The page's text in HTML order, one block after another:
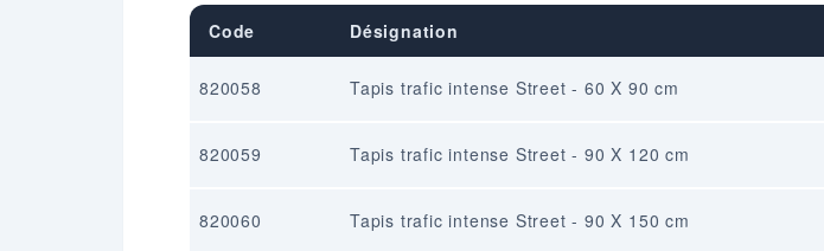
Code Désignation
820058 Tapis trafic intense Street - 60 X 90 cm
820059 Tapis trafic intense Street - 90 X 120 cm
820060 Tapis trafic intense Street - 90 X 150 cm